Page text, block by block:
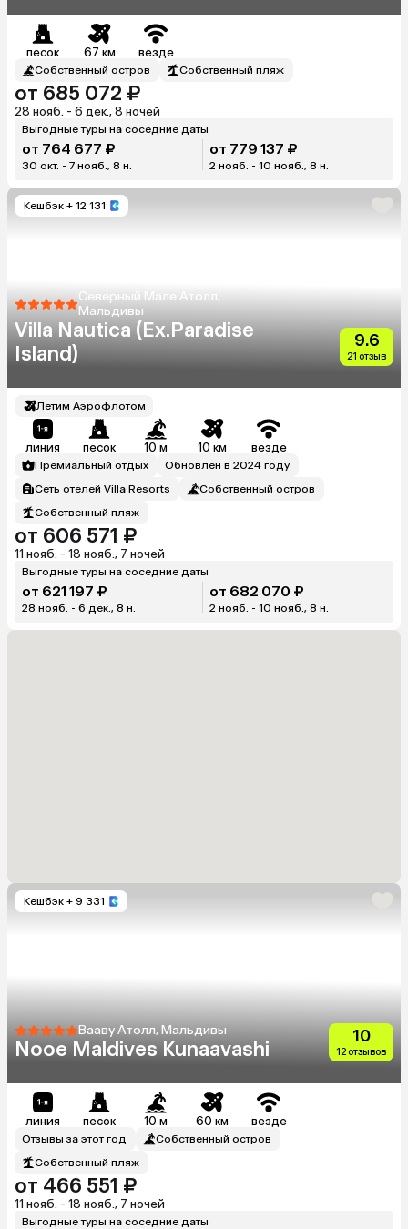
песок 67 км везде
Собственный остров Собственный пляж
от 685 072 ₽
28 нояб. - 6 дек., 8 ночей
Выгодные туры на соседние даты
от 764 677 ₽
30 окт. - 7 нояб., 8 н.
от 779 137 ₽
2 нояб. - 10 нояб., 8 н.
Кешбэк + 12 131
Северный Мале Атолл,
Мальдивы
Villa Nautica (Ex.Paradise
Island)
9.6
21 отзыв
Летим Аэрофлотом
линия песок 10 м 10 км везде
Премиальный отдых
Обновлен в 2024 году
Сеть отелей Villa Resorts
Собственный остров
Собственный пляж
от 606 571 ₽
11 нояб. - 18 нояб., 7 ночей
Выгодные туры на соседние даты
от 621 197 ₽
28 нояб. - 6 дек., 8 н.
от 682 070 ₽
2 нояб. - 10 нояб., 8 н.
Кешбэк + 9 331
Вааву Атолл, Мальдивы
Nooe Maldives Kunaavashi
10
12 отзывов
линия песок 10 м 60 км везде
Отзывы за этот год
Собственный остров
Собственный пляж
от 466 551 ₽
11 нояб. - 18 нояб., 7 ночей
Выгодные туры на соседние даты